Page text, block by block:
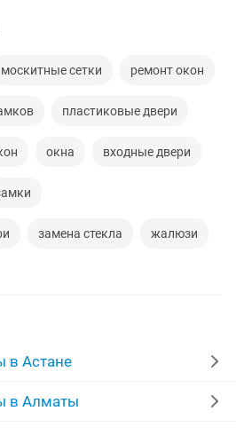
москитные сетки ремонт окон
пластиковые двери
окна входные двери
замена стекла жалюзи
замена замков
решетки окно
в Астане
в Алматы